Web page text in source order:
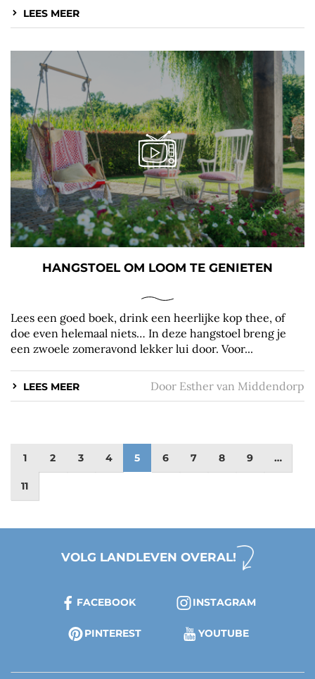
LEES MEER
HANGSTOEL OM LOOM TE GENIETEN
Lees een goed boek, drink een heerlijke kop thee, of
doe even helemaal niets… In deze hangstoel breng je
een zwoele zomeravond lekker lui door. Voor...
LEES MEER Door Esther van Middendorp
1 2 3 4 5 6 7 8 9 …
11
VOLG LANDLEVEN OVERAL!
FACEBOOK INSTAGRAM
PINTEREST YOUTUBE